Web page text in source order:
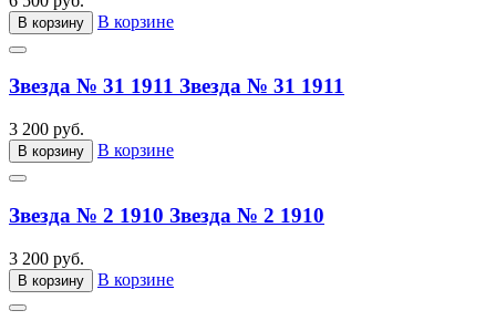
В корзину В корзине
Звезда № 31 1911 Звезда № 31 1911
3 200 руб.
В корзину В корзине
Звезда № 2 1910 Звезда № 2 1910
3 200 руб.
В корзину В корзине